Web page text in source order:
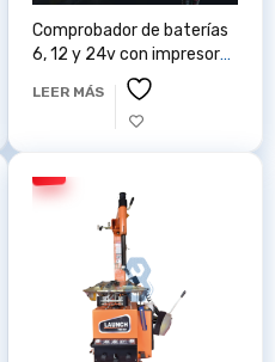
Comprobador de baterías
6, 12 y 24v con impresora
LAUNCH BST860S
LEER MÁS